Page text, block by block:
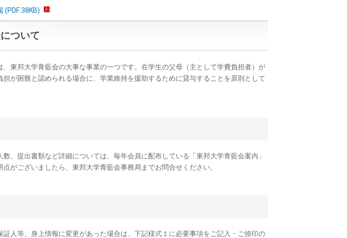
(PDF 38KB)
ついて
、東邦大学青藍会の大事な事業の一つです。在学生の父母（主として学費負担者）が
が困難と認められる場合に、学業維持を援助するために貸与することを原則として
、提出書類など詳細については、毎年会員に配布している「東邦大学青藍会案内」
がございましたら、東邦大学青藍会事務局までお問合せください。
証人等、身上情報に変更があった場合は、下記様式１に必要事項をご記入・ご捺印の